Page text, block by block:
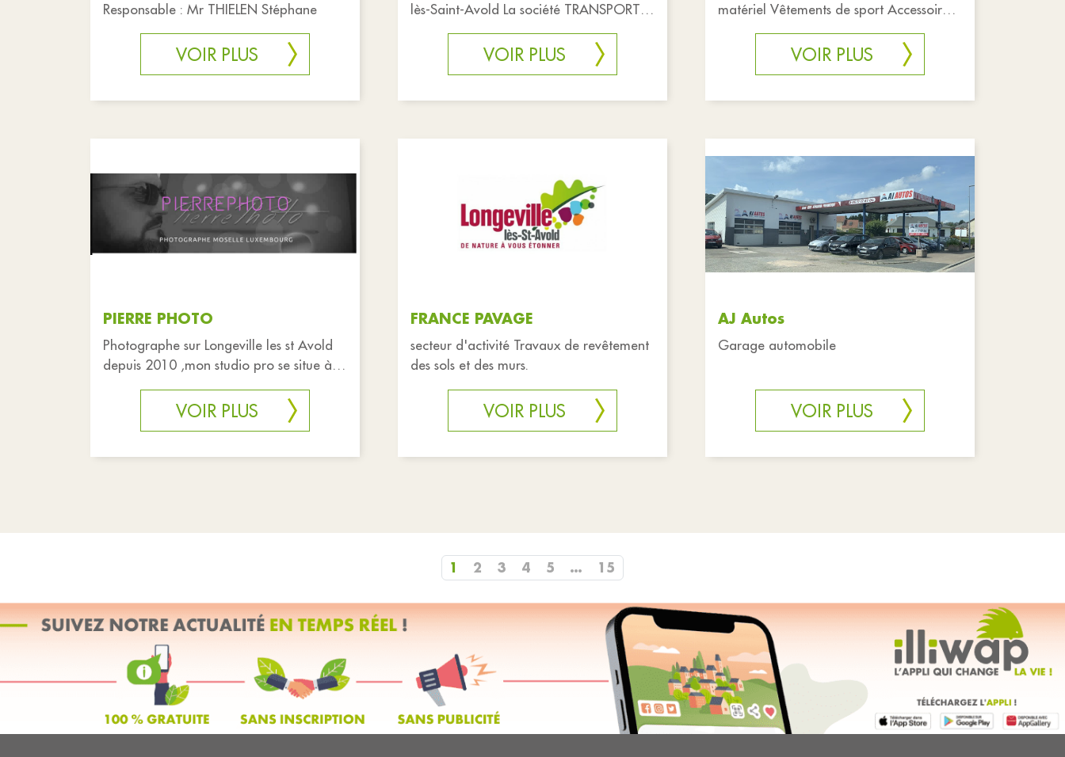
Responsable : Mr THIELEN Stéphane
VOIR PLUS
lès-Saint-Avold La société TRANSPORTS
KOCH est une entreprise de transport de
VOIR PLUS
matériel Vêtements de sport Accessoires
(ordinateurs de plongée, détende
VOIR PLUS
PIERRE PHOTO
Photographe sur Longeville les st Avold
depuis 2010 ,mon studio pro se situe à
mon domicile .Vous êtes reçu dans un
VOIR PLUS
FRANCE PAVAGE
secteur d'activité Travaux de revêtement
des sols et des murs.
VOIR PLUS
AJ Autos
Garage automobile
VOIR PLUS
1 2 3 4 5 … 15